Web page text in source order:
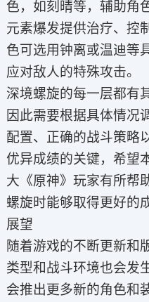
色，如刻晴等，辅助角
元素爆发提供治疗、控
色可选用钟离或温迪等
应对敌人的特殊攻击。
深境螺旋的每一层都有
因此需要根据具体情况
配置、正确的战斗策略
优异成绩的关键，希望
大《原神》玩家有所帮
螺旋时能够取得更好的
展望
随着游戏的不断更新和
类型和战斗环境也会发
会推出更多新的角色和